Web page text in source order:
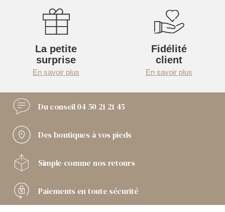
La petite
surprise
En savoir plus
Fidélité
client
En savoir plus
Du conseil04 50 21 21 45
Des boutiques à vos pieds
Simple comme nos retours
Paiements en toute sécurité